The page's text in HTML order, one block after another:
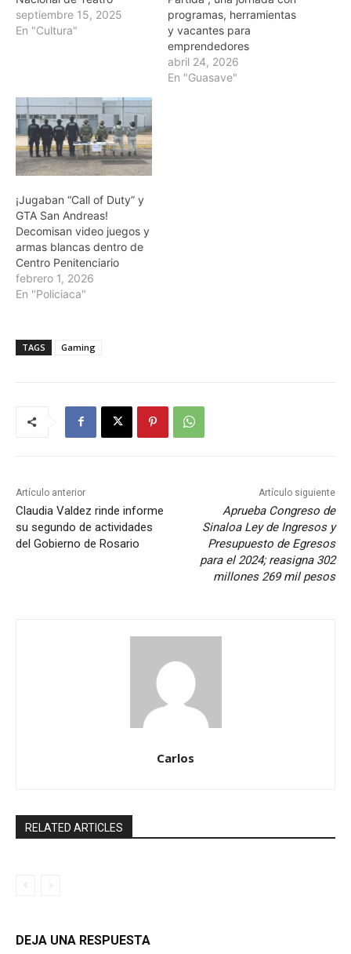
septiembre 15, 2025
En "Cultura"
programas, herramientas
y vacantes para
emprendedores
abril 24, 2026
En "Guasave"
¡Jugaban “Call of Duty” y
GTA San Andreas!
Decomisan video juegos y
armas blancas dentro de
Centro Penitenciario
febrero 1, 2026
En "Policiaca"
TAGS Gaming
Artículo anterior
Claudia Valdez rinde informe
su segundo de actividades
del Gobierno de Rosario
Artículo siguiente
Aprueba Congreso de
Sinaloa Ley de Ingresos y
Presupuesto de Egresos
para el 2024; reasigna 302
millones 269 mil pesos
Carlos
RELATED ARTICLES
DEJA UNA RESPUESTA